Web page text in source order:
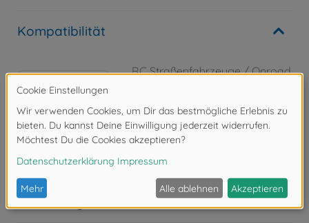
Kompatibilität
RC Straßenfahrzeuge / Onroad
EVO TT-02
300058750
179,99 €
Bewertungen